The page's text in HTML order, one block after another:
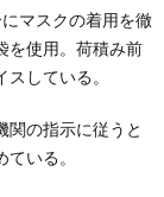
マスクの着用を徹
を使用。荷積み前
している。
関の指示に従うと
いる。